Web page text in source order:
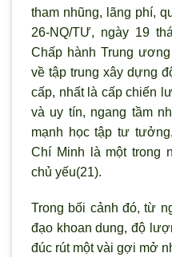
tham nhũng, lãng phí,
26-NQ/TƯ, ngày 19
Chấp hành Trung
về tập trung xây dựng
cấp, nhất là cấp chiến
và uy tín, ngang tầm
mạnh học tập tư
Chí Minh là một trong
chủ yếu(21).
Trong bối cảnh đó, từ
đạo khoan dung, độ
đúc rút một vài gợi mở